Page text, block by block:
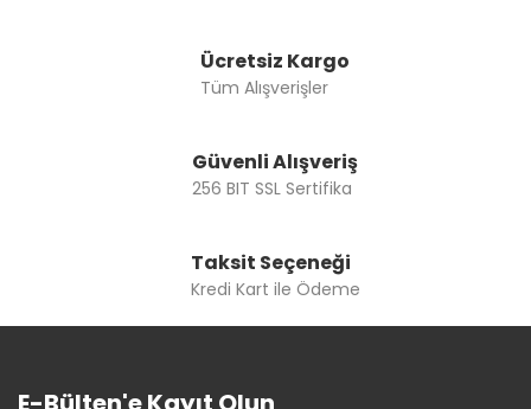
Ücretsiz Kargo
Tüm Alışverişler
Güvenli Alışveriş
256 BIT SSL Sertifika
Taksit Seçeneği
Kredi Kart ile Ödeme